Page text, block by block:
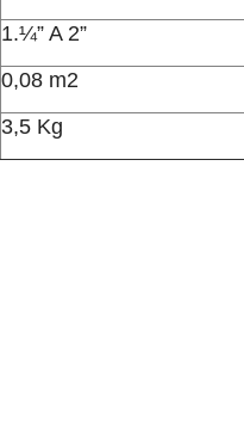
1.¼” A 2”
0,08 m2
3,5 Kg